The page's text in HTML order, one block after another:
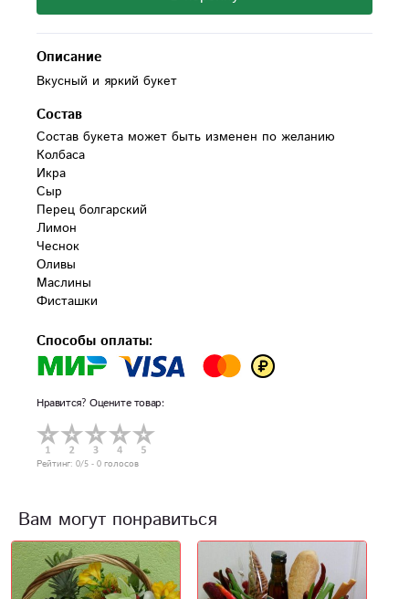
Описание
Вкусный и яркий букет
Состав
Состав букета может быть изменен по желанию
Колбаса
Икра
Сыр
Перец болгарский
Лимон
Чеснок
Оливы
Маслины
Способы оплаты:
Нравится? Оцените товар:
Рейтинг: 0/5 - 0 голосов
Вам могут понравиться